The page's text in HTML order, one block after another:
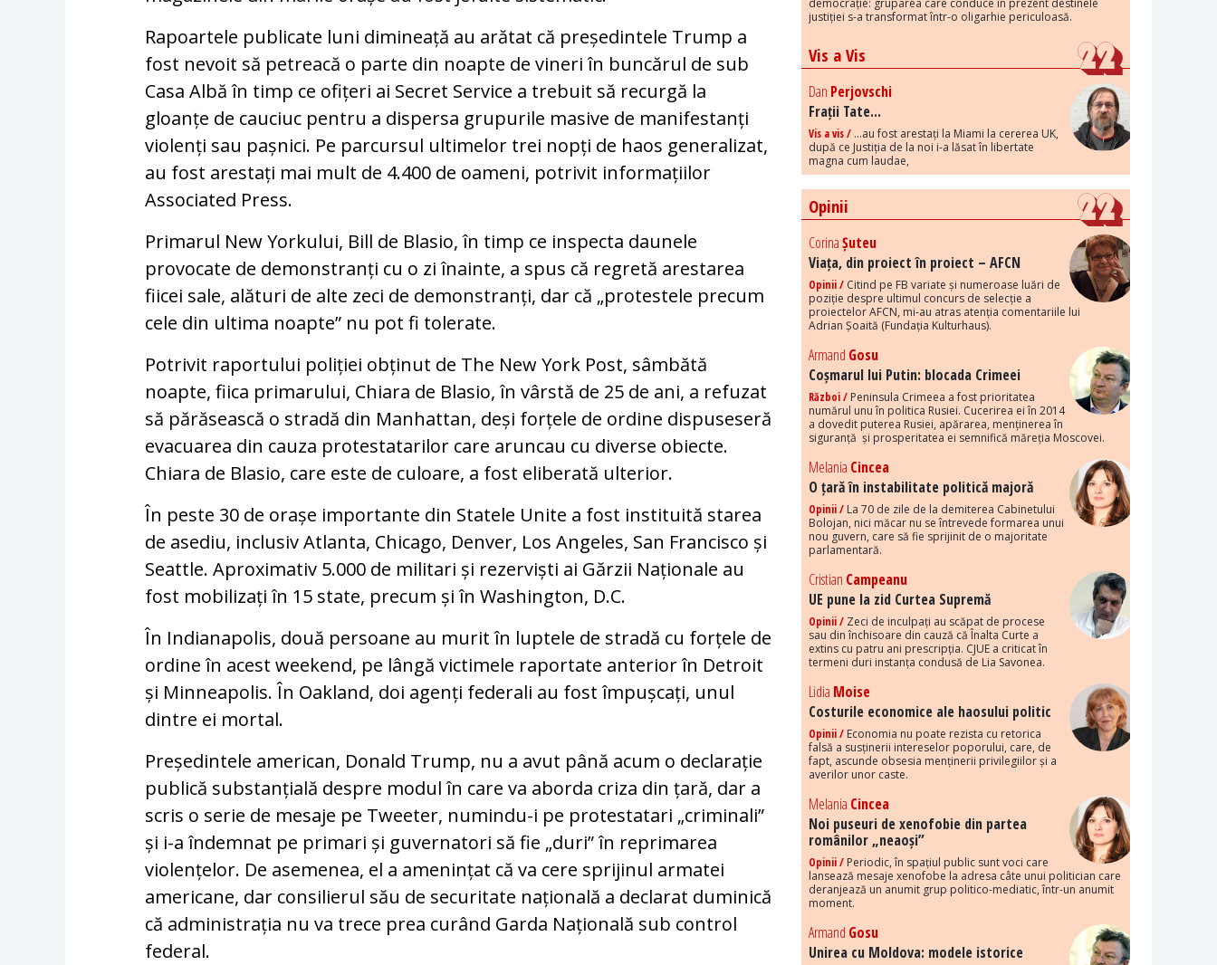
Rapoartele publicate luni dimineață au arătat că președintele Trump a
fost nevoit să petreacă o parte din noapte de vineri în buncărul de sub
Casa Albă în timp ce ofițeri ai Secret Service a trebuit să recurgă la
gloanțe de cauciuc pentru a dispersa grupurile masive de manifestanți
violenți sau pașnici. Pe parcursul ultimelor trei nopți de haos generalizat,
au fost arestați mai mult de 4.400 de oameni, potrivit informațiilor
Associated Press.
Primarul New Yorkului, Bill de Blasio, în timp ce inspecta daunele
provocate de demonstranți cu o zi înainte, a spus că regretă arestarea
fiicei sale, alături de alte zeci de demonstranți, dar că „protestele precum
cele din ultima noapte” nu pot fi tolerate.
Potrivit raportului poliției obținut de The New York Post, sâmbătă
noapte, fiica primarului, Chiara de Blasio, în vârstă de 25 de ani, a refuzat
să părăsească o stradă din Manhattan, deși forțele de ordine dispuseseră
evacuarea din cauza protestatarilor care aruncau cu diverse obiecte.
Chiara de Blasio, care este de culoare, a fost eliberată ulterior.
În peste 30 de orașe importante din Statele Unite a fost instituită starea
de asediu, inclusiv Atlanta, Chicago, Denver, Los Angeles, San Francisco și
Seattle. Aproximativ 5.000 de militari și rezerviști ai Gărzii Naționale au
fost mobilizați în 15 state, precum și în Washington, D.C.
În Indianapolis, două persoane au murit în luptele de stradă cu forțele de
ordine în acest weekend, pe lângă victimele raportate anterior în Detroit
și Minneapolis. În Oakland, doi agenți federali au fost împușcați, unul
dintre ei mortal.
Președintele american, Donald Trump, nu a avut până acum o declarație
publică substanțială despre modul în care va aborda criza din țară, dar a
scris o serie de mesaje pe Tweeter, numindu-i pe protestatari „criminali”
și i-a îndemnat pe primari și guvernatori să fie „duri” în reprimarea
violențelor. De asemenea, el a amenințat că va cere sprijinul armatei
americane, dar consilierul său de securitate națională a declarat duminică
că administrația nu va trece prea curând Garda Națională sub control
federal.
democrație: gruparea care conduce în prezent destinele
justiției s-a transformat într-o oligarhie periculoasă.
Vis a Vis
Dan Perjovschi
Frații Tate...
Vis a vis / ...au fost arestați la Miami la cererea UK,
după ce Justiția de la noi i-a lăsat în libertate
magna cum laudae,
Opinii
CorinaȘuteu
Viața, din proiect în proiect – AFCN
Opinii / Citind pe FB variate și numeroase luări de
poziție despre ultimul concurs de selecție a
proiectelor AFCN, mi-au atras atenția comentariile lui
Adrian Șoaită (Fundația Kulturhaus).
Armand Gosu
Coșmarul lui Putin: blocada Crimeei
Război / Peninsula Crimeea a fost prioritatea
numărul unu în politica Rusiei. Cucerirea ei în 2014
a dovedit puterea Rusiei, apărarea, menținerea în
siguranță și prosperitatea ei semnifică măreția Moscovei.
Melania Cincea
O țară în instabilitate politică majoră
Opinii / La 70 de zile de la demiterea Cabinetului
Bolojan, nici măcar nu se întrevede formarea unui
nou guvern, care să fie sprijinit de o majoritate
parlamentară.
Cristian Campeanu
UE pune la zid Curtea Supremă
Opinii / Zeci de inculpați au scăpat de procese
sau din închisoare din cauză că Înalta Curte a
extins cu patru ani prescripția. CJUE a criticat în
termeni duri instanța condusă de Lia Savonea.
Lidia Moise
Costurile economice ale haosului politic
Opinii / Economia nu poate rezista cu retorica
falsă a susținerii intereselor poporului, care, de
fapt, ascunde obsesia menținerii privilegiilor și a
averilor unor caste.
Melania Cincea
Noi puseuri de xenofobie din partea
românilor „neaoși”
Opinii / Periodic, în spațiul public sunt voci care
lansează mesaje xenofobe la adresa câte unui politician care
deranjează un anumit grup politico-mediatic, într-un anumit
moment.
Armand Gosu
Unirea cu Moldova: modele istorice